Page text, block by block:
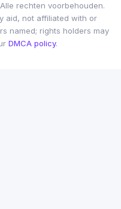
rechten voorbehouden.
aid, not affiliated with or
named; rights holders may
DMCA policy.